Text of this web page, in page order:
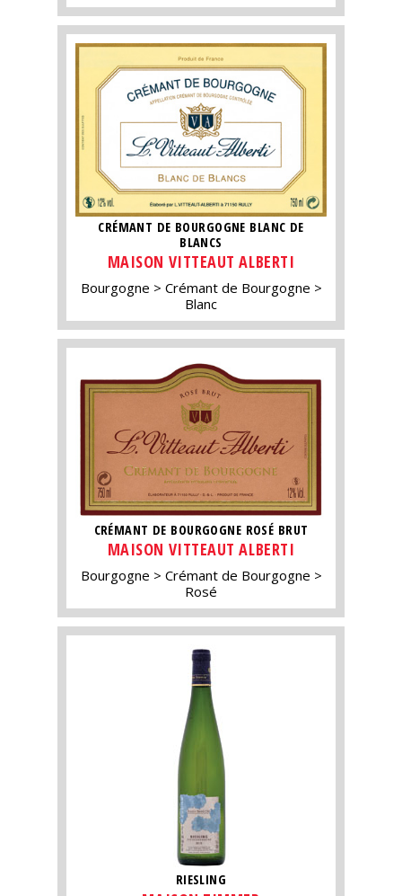
CRÉMANT DE BOURGOGNE BLANC DE
BLANCS
MAISON VITTEAUT ALBERTI
Bourgogne
Crémant de Bourgogne
Blanc
CRÉMANT DE BOURGOGNE ROSÉ BRUT
MAISON VITTEAUT ALBERTI
Bourgogne
Crémant de Bourgogne
Rosé
RIESLING